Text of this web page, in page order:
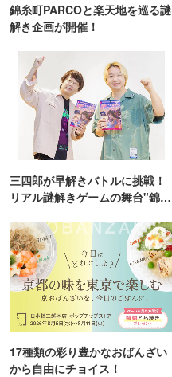
錦糸町PARCOと楽天地を巡る謎
解き企画が開催！
三四郎が早解きバトルに挑戦！
リアル謎解きゲームの舞台"錦糸
17種類の彩り豊かなおばんざい
から自由にチョイス！